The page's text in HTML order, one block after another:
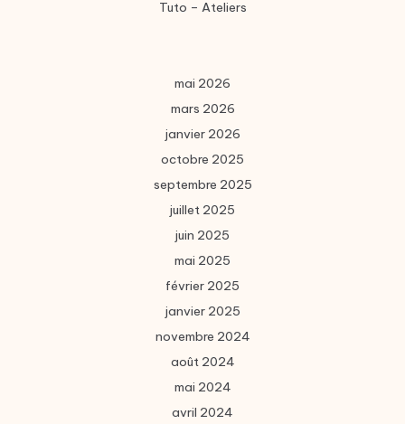
Tuto – Ateliers
mai 2026
mars 2026
janvier 2026
octobre 2025
septembre 2025
juillet 2025
juin 2025
mai 2025
février 2025
janvier 2025
novembre 2024
août 2024
mai 2024
avril 2024